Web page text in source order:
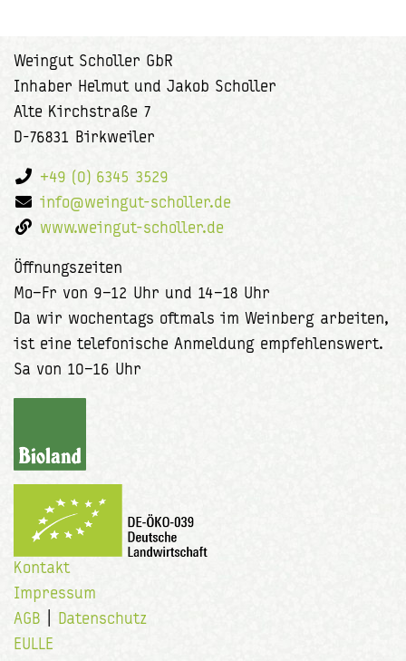
Weingut Scholler GbR
Inhaber Helmut und Jakob Scholler
Alte Kirchstraße 7
D-76831 Birkweiler
+49 (0) 6345 3529
info@weingut-scholler.de
www.weingut-scholler.de
Öffnungszeiten
Mo–Fr von 9–12 Uhr und 14–18 Uhr
Da wir wochentags oftmals im Weinberg arbeiten,
ist eine telefonische Anmeldung empfehlenswert.
Sa von 10–16 Uhr
Kontakt
Impressum
AGB
Datenschutz
EULLE